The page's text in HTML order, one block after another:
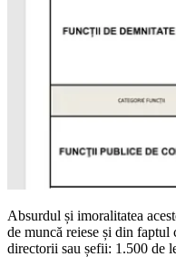
Absurdul și imoralitatea
de muncă reiese și din faptul
directorii sau șefii: 1.500 de